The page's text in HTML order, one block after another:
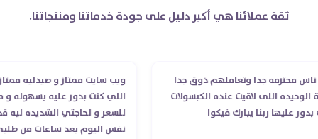
ثقة عملائنا هي أكبر دليل على جودة خدماتنا ومنتجاتنا.
محترمه جدا وتعاملهم ذوق جدا
اللى لاقيت عنده الكبسولات
عليها ربنا يبارك فيكوا
ويب سايت ممتاز و صيدليه ممتازه
اللي كنت بدور عليه بسهوله و من
للسعر و لحاجتي الشديده ليه
نفس اليوم بعد ساعات من طلبي و